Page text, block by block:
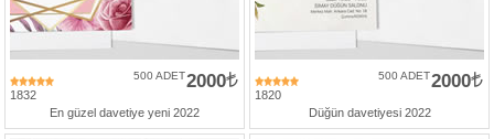
1832
2000
500 ADET
En güzel davetiye yeni 2022
1820
2000
500 ADET
Düğün davetiyesi 2022